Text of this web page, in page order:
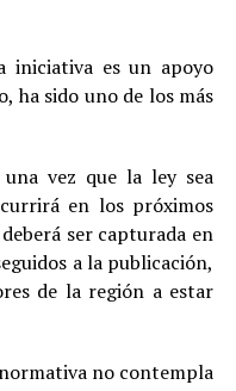
iniciativa es un apoyo
ha sido uno de los más
vez que la ley sea
en los próximos
ser capturada en
a la publicación,
de la región a estar
no contempla